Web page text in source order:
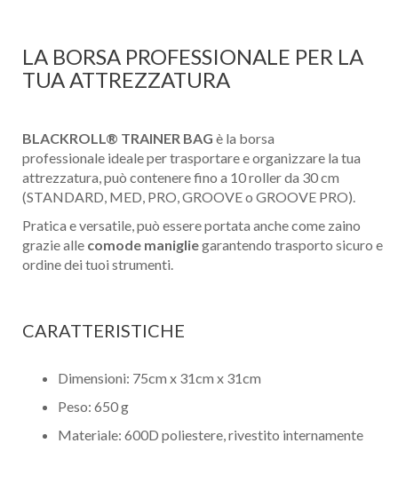
LA BORSA PROFESSIONALE PER LA
TUA ATTREZZATURA
BLACKROLL® TRAINER BAG è la borsa
professionale ideale per trasportare e organizzare la tua
attrezzatura, può contenere fino a 10 roller da 30 cm
(STANDARD, MED, PRO, GROOVE o GROOVE PRO).
Pratica e versatile, può essere portata anche come zaino
grazie alle comode manigliegarantendo trasporto sicuro e
ordine dei tuoi strumenti.
CARATTERISTICHE
Dimensioni: 75cm x 31cm x 31cm
Peso: 650 g
Materiale: 600D poliestere, rivestito internamente